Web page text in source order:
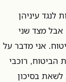
לנגד עיניהן
אבל מצד שני
אני מדבר על
הביטוח, רוכבי
לשאת בסיכון